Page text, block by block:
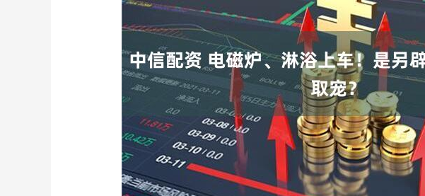
深证成指 14311.01 200.89 1.42% 沪深300